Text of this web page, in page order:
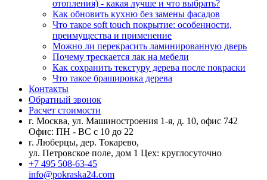
отопления) - какая лучше и что выбрать?
Как обновить кухню без замены фасадов
Что такое soft touch покрытие: особенности,
преимущества и применение
Можно ли перекрасить ламинированную дверь
Почему трескается лак на мебели
Как сохранить текстуру дерева после покраски
Что такое брашировка дерева
Контакты
Обратный звонок
Расчет стоимости
г. Москва, ул. Машиностроения 1-я, д. 10, офис 742
Офис: ПН - ВС с 10 до 22
г. Люберцы, дер. Токарево,
ул. Петровское поле, дом 1 Цех: круглосуточно
+7 495 508-63-45
info@pokraska24.com